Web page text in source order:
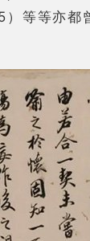
等等亦都